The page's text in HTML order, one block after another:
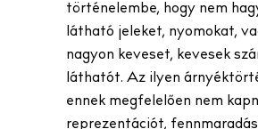
történelembe, hogy nem
látható jeleket, nyomokat,
nagyon keveset, kevesek
láthatót. Az ilyen
ennek megfelelően nem
reprezentációt,